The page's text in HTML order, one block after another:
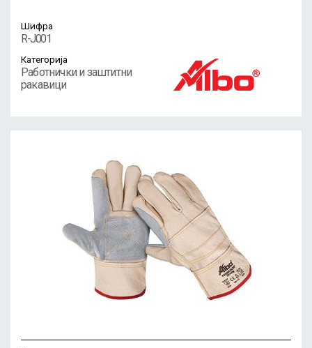
Шифра
R-J001
Категорија
Работнички и заштитни
ракавици